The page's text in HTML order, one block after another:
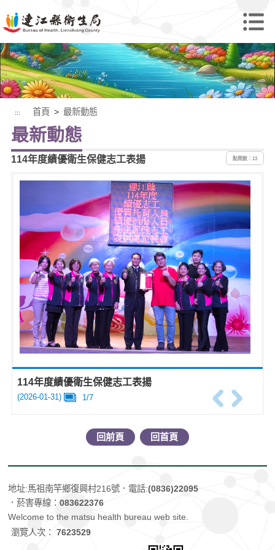
::: 首頁 > 最新動態
最新動態
114年度績優衛生保健志工表揚 點閱數：13
114年度績優衛生保健志工表揚
(2026-01-31) 1/7
回前頁 回首頁
地址:馬祖南竿鄉復興村216號 ．電話:(0836)22095
．菸害專線：083622376
Welcome to the matsu health bureau web site.
瀏覽人次：7623529